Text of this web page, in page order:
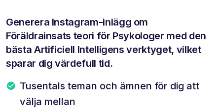
Generera Instagram-inlägg om
Föräldrainsats teori för Psykologer med den
bästa Artificiell Intelligens verktyget, vilket
sparar dig värdefull tid.
Tusentals teman och ämnen för dig att
välja mellan